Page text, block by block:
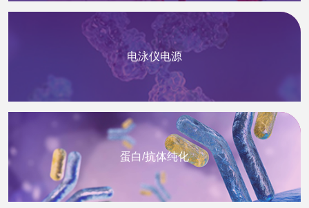
电泳仪电源
蛋白/抗体纯化